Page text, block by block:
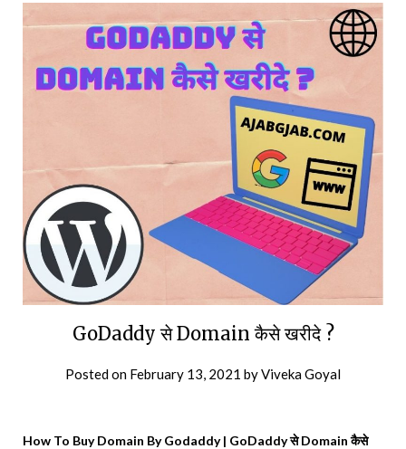
GoDaddy से Domain कैसे खरीदे ?
Posted on February 13, 2021 byViveka Goyal
How To Buy Domain By Godaddy | GoDaddy से Domain कैसे